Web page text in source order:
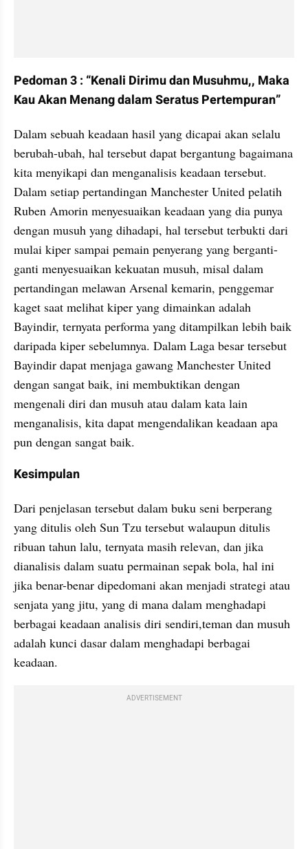
Pedoman 3 : “Kenali Dirimu dan Musuhmu,, Maka
Kau Akan Menang dalam Seratus Pertempuran”
Dalam sebuah keadaan hasil yang dicapai akan selalu
berubah-ubah, hal tersebut dapat bergantung bagaimana
kita menyikapi dan menganalisis keadaan tersebut.
Dalam setiap pertandingan Manchester United pelatih
Ruben Amorin menyesuaikan keadaan yang dia punya
dengan musuh yang dihadapi, hal tersebut terbukti dari
mulai kiper sampai pemain penyerang yang berganti-
ganti menyesuaikan kekuatan musuh, misal dalam
pertandingan melawan Arsenal kemarin, penggemar
kaget saat melihat kiper yang dimainkan adalah
Bayindir, ternyata performa yang ditampilkan lebih baik
daripada kiper sebelumnya. Dalam Laga besar tersebut
Bayindir dapat menjaga gawang Manchester United
dengan sangat baik, ini membuktikan dengan
mengenali diri dan musuh atau dalam kata lain
menganalisis, kita dapat mengendalikan keadaan apa
pun dengan sangat baik.
Kesimpulan
Dari penjelasan tersebut dalam buku seni berperang
yang ditulis oleh Sun Tzu tersebut walaupun ditulis
ribuan tahun lalu, ternyata masih relevan, dan jika
dianalisis dalam suatu permainan sepak bola, hal ini
jika benar-benar dipedomani akan menjadi strategi atau
senjata yang jitu, yang di mana dalam menghadapi
berbagai keadaan analisis diri sendiri,teman dan musuh
adalah kunci dasar dalam menghadapi berbagai
keadaan.
ADVERTISEMENT